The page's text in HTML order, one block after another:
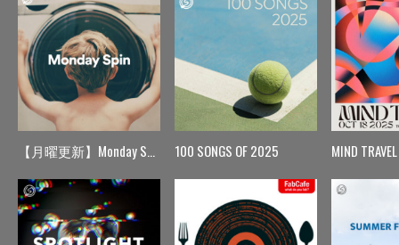
【月曜更新】Monday Spin 100 SONGS OF 2025 MIND TRAVEL